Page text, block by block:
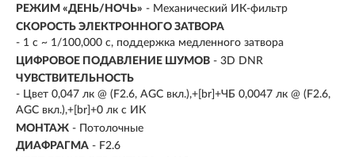
РЕЖИМ «ДЕНЬ/НОЧЬ» - Механический ИК-фильтр
СКОРОСТЬ ЭЛЕКТРОННОГО ЗАТВОРА
- 1 с ~ 1/100,000 с, поддержка медленного затвора
ЦИФРОВОЕ ПОДАВЛЕНИЕ ШУМОВ - 3D DNR
ЧУВСТВИТЕЛЬНОСТЬ
- Цвет 0,047 лк @ (F2.6, AGC вкл.),+[br]+ЧБ 0,0047 лк @ (F2.6,
AGC вкл.),+[br]+0 лк с ИК
МОНТАЖ - Потолочные
ДИАФРАГМА - F2.6